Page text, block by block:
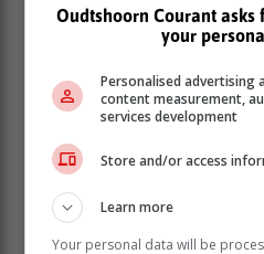
regering bloot bystaan en
terwyl miljarde uitstaande is
buurlande?"
Die burgemeester het ook
kommer oor die verhoging
Oudtshoorn Courant asks
your
Personalised advertising
content measurement,
services development
Store and/or access
Learn more
Your personal data will be